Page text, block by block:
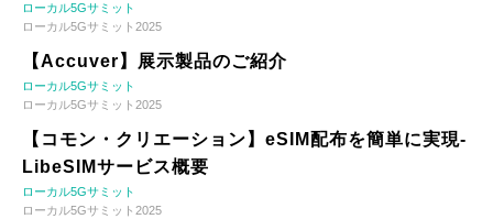
ローカル5Gサミット
ローカル5Gサミット2025
【Accuver】展示製品のご紹介
ローカル5Gサミット
ローカル5Gサミット2025
【コモン・クリエーション】eSIM配布を簡単に実現-
LibeSIMサービス概要
ローカル5Gサミット
ローカル5Gサミット2025